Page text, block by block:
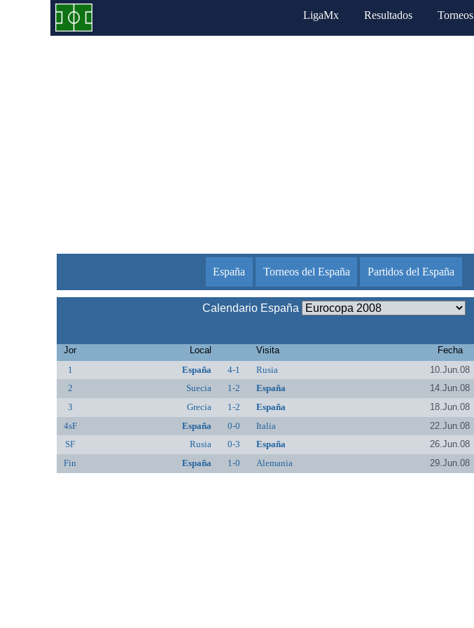
LigaMx Resultados Torneos
España Torneos del España Partidos del España
Calendario España
Jor Local Visita Fecha
1
España 4-1 Rusia 10.Jun.08
2
Suecia 1-2 España 14.Jun.08
3
Grecia 1-2 España 18.Jun.08
4sF
España 0-0 Italia 22.Jun.08
SF
Rusia 0-3 España 26.Jun.08
Fin
España 1-0 Alemania 29.Jun.08